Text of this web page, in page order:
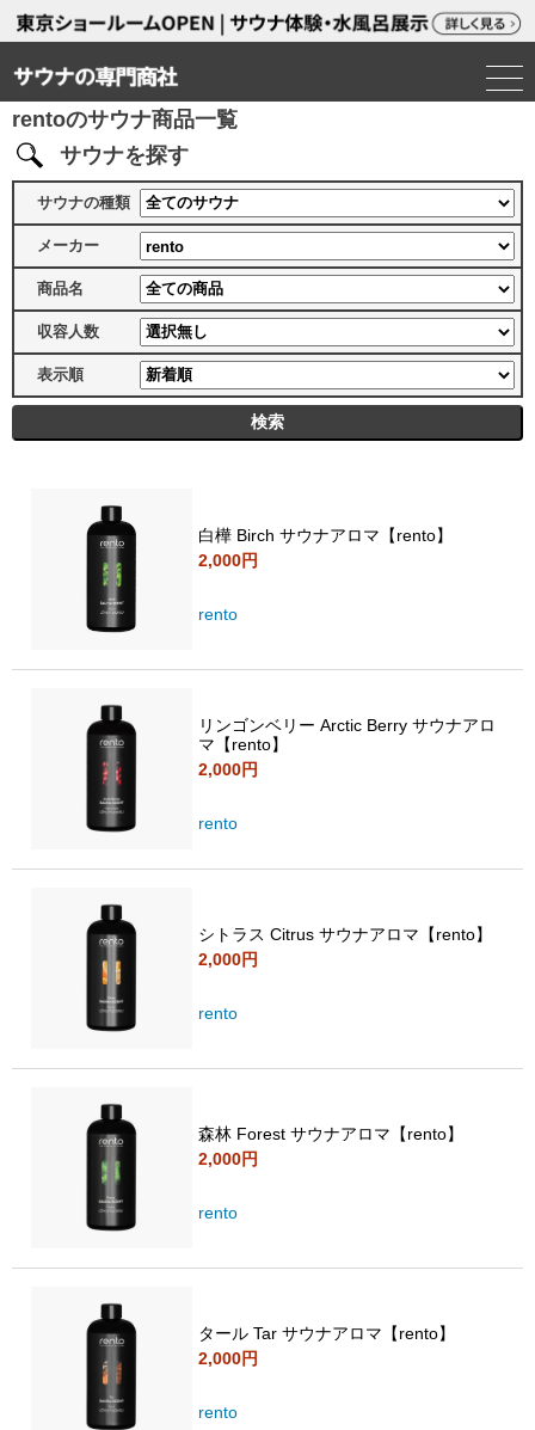
rentoのサウナ商品一覧
サウナを探す
サウナの種類
メーカー
商品名
収容人数
表示順
白樺 Birch サウナアロマ【rento】
2,000円
rento
リンゴンベリー Arctic Berry サウナアロ
マ【rento】
2,000円
rento
シトラス Citrus サウナアロマ【rento】
2,000円
rento
森林 Forest サウナアロマ【rento】
2,000円
rento
タール Tar サウナアロマ【rento】
2,000円
rento